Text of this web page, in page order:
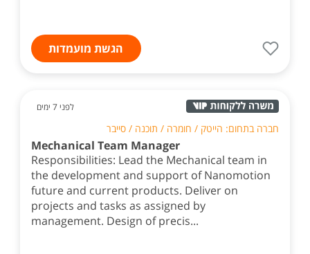
הגשת מועמדות
לפני 7 ימים
חברה בתחום: הייטק / חומרה / תוכנה / סייבר
Mechanical Team Manager
Responsibilities: Lead the Mechanical team in
the development and support of Nanomotion
future and current products. Deliver on
projects and tasks as assigned by
management. Design of precis...